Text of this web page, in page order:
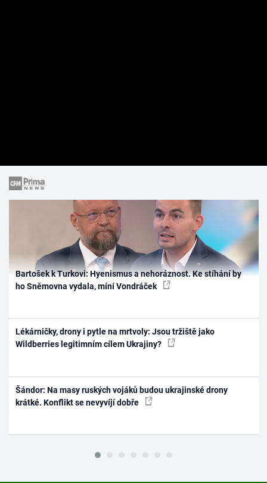
Bartošek k Turkovi: Hyenismus a nehoráznost. Ke stíhání by
ho Sněmovna vydala, míní Vondráček
Lékárničky, drony i pytle na mrtvoly: Jsou tržiště jako
Wildberries legitimním cílem Ukrajiny?
Šándor: Na masy ruských vojáků budou ukrajinské drony
krátké. Konflikt se nevyvíjí dobře